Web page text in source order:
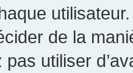
utilisateur.
de la
utiliser